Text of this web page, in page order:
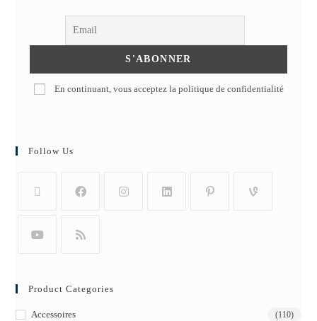
En continuant, vous acceptez la politique de confidentialité
Follow Us
Product Categories
Accessoires (110)